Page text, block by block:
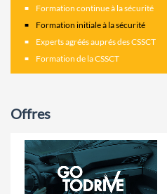
Formation continue à la sécurité
Formation initiale à la sécurité
Experts agréés auprés des CSSCT
Formation de la CSSCT
Offres